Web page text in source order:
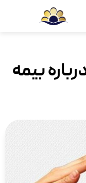
بیمه